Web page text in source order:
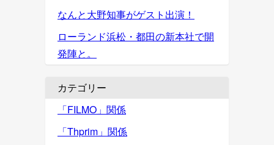
なんと大野知事がゲスト出演！
ローランド浜松・都田の新本社で開
発陣と。
カテゴリー
「FILMO」関係
「Thprim」関係